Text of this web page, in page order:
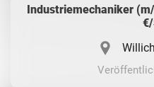
Industriemechaniker
Willich